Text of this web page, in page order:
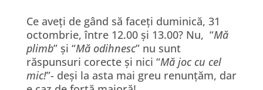
Ce aveți de gând să faceți duminică, 31
octombrie, între 12.00 și 13.00? Nu, “Mă
plimb” și “Mă odihnesc” nu sunt
răspunsuri corecte și nici “Mă joc cu cel
mic!”- deși la asta mai greu renunțăm, dar